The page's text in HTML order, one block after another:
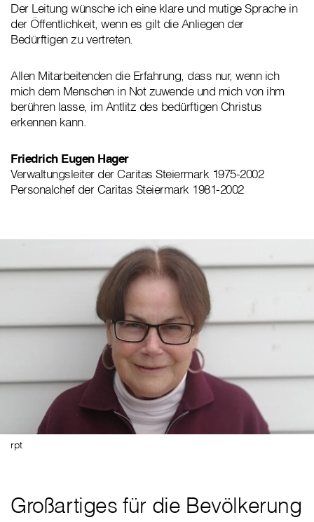
Der Leitung wünsche ich eine klare und mutige Sprache in
der Öffentlichkeit, wenn es gilt die Anliegen der
Bedürftigen zu vertreten.
Allen Mitarbeitenden die Erfahrung, dass nur, wenn ich
mich dem Menschen in Not zuwende und mich von ihm
berühren lasse, im Antlitz des bedürftigen Christus
erkennen kann.
Friedrich Eugen Hager
Verwaltungsleiter der Caritas Steiermark 1975-2002
Personalchef der Caritas Steiermark 1981-2002
rpt
Großartiges für die Bevölkerung